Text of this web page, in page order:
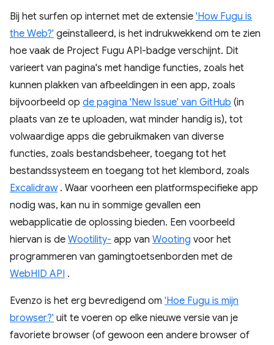
Bij het surfen op internet met de extensie 'How Fugu is
the Web?' geïnstalleerd, is het indrukwekkend om te zien
hoe vaak de Project Fugu API-badge verschijnt. Dit
varieert van pagina's met handige functies, zoals het
kunnen plakken van afbeeldingen in een app, zoals
bijvoorbeeld op de pagina 'New Issue' van GitHub (in
plaats van ze te uploaden, wat minder handig is), tot
volwaardige apps die gebruikmaken van diverse
functies, zoals bestandsbeheer, toegang tot het
bestandssysteem en toegang tot het klembord, zoals
Excalidraw. Waar voorheen een platformspecifieke app
nodig was, kan nu in sommige gevallen een
webapplicatie de oplossing bieden. Een voorbeeld
hiervan is de Wootility- app van Wooting voor het
programmeren van gamingtoetsenborden met de
WebHID API .
Evenzo is het erg bevredigend om 'Hoe Fugu is mijn
browser?' uit te voeren op elke nieuwe versie van je
favoriete browser (of gewoon een andere browser of